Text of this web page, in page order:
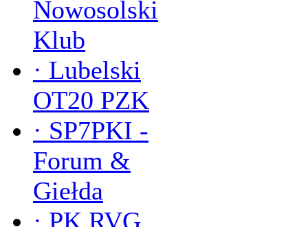
Nowosolski
Klub
· Lubelski
OT20 PZK
· SP7PKI -
Forum &
Giełda
· PK RVG